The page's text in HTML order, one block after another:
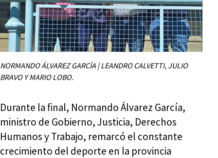
NORMANDO ÁLVAREZ GARCÍA | LEANDRO CALVETTI, JULIO
BRAVO Y MARIO LOBO.
Durante la final, Normando Álvarez García,
ministro de Gobierno, Justicia, Derechos
Humanos y Trabajo, remarcó el constante
crecimiento del deporte en la provincia